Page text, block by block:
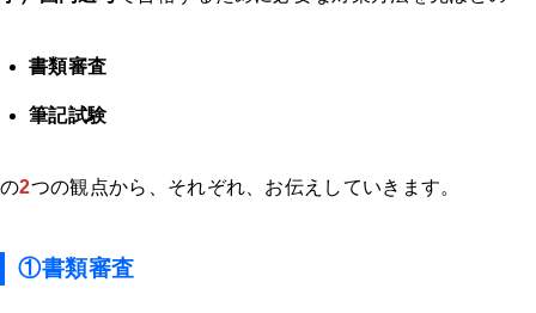
書類審査
筆記試験
の2つの観点から、それぞれ、お伝えしていきます。
①書類審査